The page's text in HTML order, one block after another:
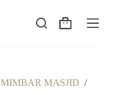
Shopping
MIMBAR MASJID /